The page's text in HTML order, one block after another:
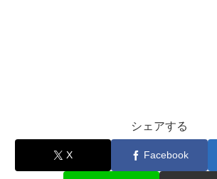
シェアする
X Facebook